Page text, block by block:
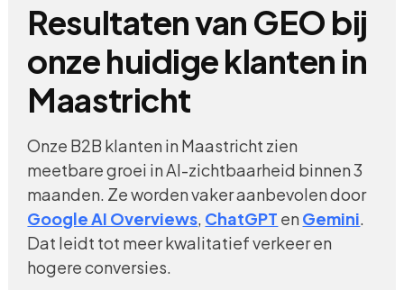
Resultaten van GEO bij
onze huidige klanten in
Maastricht
Onze B2B klanten in Maastricht zien
meetbare groei in AI-zichtbaarheid binnen 3
maanden. Ze worden vaker aanbevolen door
Google AI Overviews, ChatGPT en Gemini.
Dat leidt tot meer kwalitatief verkeer en
hogere conversies.